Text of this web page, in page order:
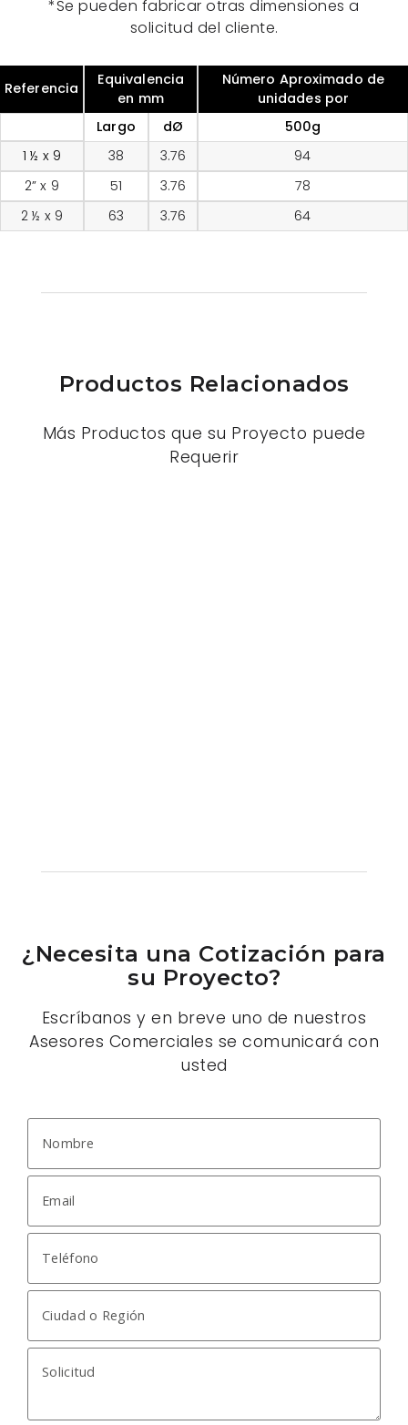
*Se pueden fabricar otras dimensiones a
solicitud del cliente.
Referencia
Equivalencia
en mm
Número Aproximado de
unidades por
Largo
dØ
500g
1 ½ x 9
38 3.76
94
2” x 9
51 3.76
78
2 ½ x 9
63 3.76 64
Productos Relacionados
Más Productos que su Proyecto puede
Requerir
¿Necesita una Cotización para
su Proyecto?
Escríbanos y en breve uno de nuestros
Asesores Comerciales se comunicará con
usted